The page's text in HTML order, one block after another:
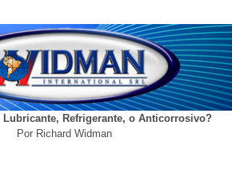
Refrigerante, o Anticorrosivo?
Por Richard Widman